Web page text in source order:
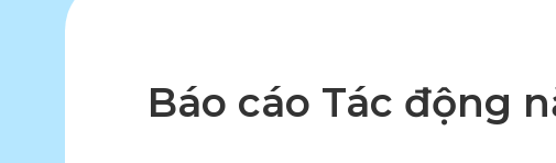
Báo cáo Tác động